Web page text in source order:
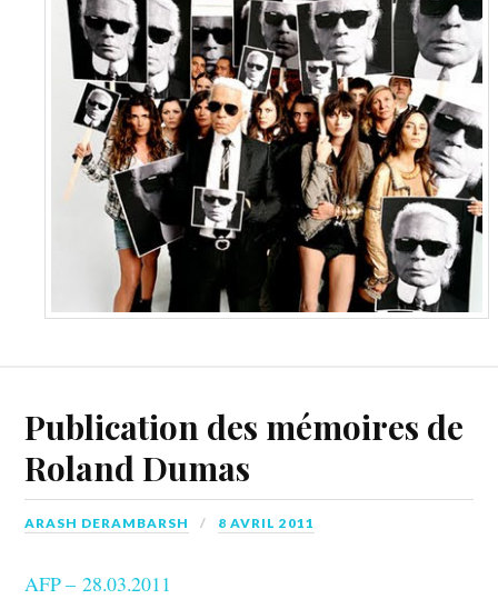
Publication des mémoires de
Roland Dumas
ARASH DERAMBARSH 8 AVRIL 2011
AFP – 28.03.2011